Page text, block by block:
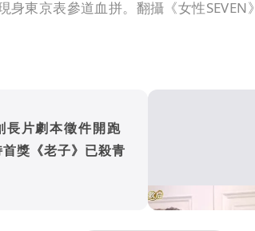
東京表參道血拼。翻攝《女性SEVEN》
長片劇本徵件開跑
獎《老子》已殺青